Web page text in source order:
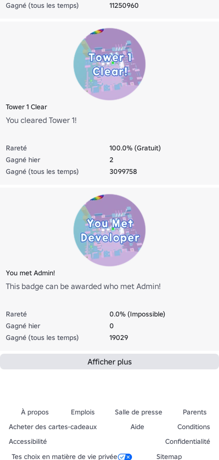
Gagné (tous les temps)
11250960
Tower 1 Clear
You cleared Tower 1!
Rareté
100.0% (Gratuit)
Gagné hier
2
Gagné (tous les temps)
3099758
You met Admin!
This badge can be awarded who met Admin!
Rareté
0.0% (Impossible)
Gagné hier
0
Gagné (tous les temps)
19029
Afficher plus
À propos Emplois Salle de presse
Parents
Acheter des cartes-cadeaux
Aide
Conditions
Accessibilité
Confidentialité
Tes choix en matière de vie privée
Sitemap